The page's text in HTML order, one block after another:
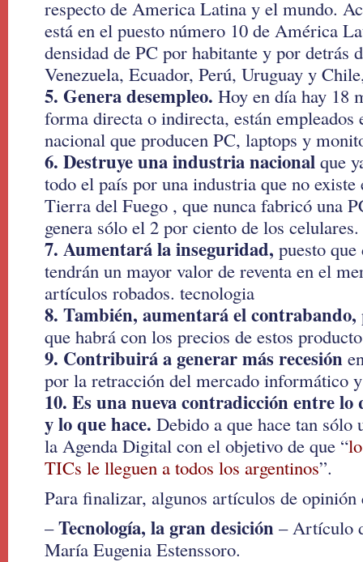
respecto de America Latina y el mundo.
está en el puesto número 10 de América
densidad de PC por habitante y por detrás
Venezuela, Ecuador, Perú, Uruguay y
5. Genera desempleo. Hoy en día hay 18
forma directa o indirecta, están empleados
nacional que producen PC, laptops y
6. Destruye una industria nacional que
todo el país por una industria que no
Tierra del Fuego , que nunca fabricó una
genera sólo el 2 por ciento de los celulares.
7. Aumentará la inseguridad, puesto
tendrán un mayor valor de reventa en el
artículos robados. tecnologia
8. También, aumentará el contrabando,
que habrá con los precios de estos
9. Contribuirá a generar más recesión
por la retracción del mercado informático
10. Es una nueva contradicción entre lo
y lo que hace. Debido a que hace tan sólo
la Agenda Digital con el objetivo de que “
TICs le lleguen a todos los argentinos”.
Para finalizar, algunos artículos de opinión
–Tecnología, la gran desición – Artículo
María Eugenia Estenssoro.